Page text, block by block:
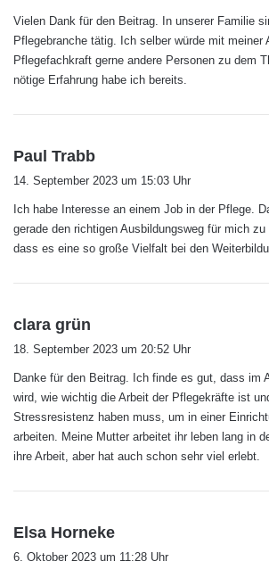
Die entscheidende
darin, dass die neue
Krankenpflege,
Kinderkrankenpflege. Es war
mehr möglich, von einem
anderen zu wechseln.
Wunsch die
Krankenpflege
Kinderkrankenpflege in die
schafft neue Spielräume
c
h
w
e
t
r
t
:
Vielen Dank für den Beitrag. In unserer Familie
Pflegebranche tätig. Ich selber würde mit meiner
Pflegefachkraft gerne andere Personen zu dem
nötige Erfahrung habe ich bereits.
Paul Trabb
a
t
:
14. September 2023 um 15:03 Uhr
Ich habe Interesse an einem Job in der Pflege.
gerade den richtigen Ausbildungsweg für mich
dass es eine so große Vielfalt bei den
clara grün
a
t
:
18. September 2023 um 20:52 Uhr
Danke für den Beitrag. Ich finde es gut, dass im
wird, wie wichtig die Arbeit der Pflegekräfte ist
Stressresistenz haben muss, um in einer
arbeiten. Meine Mutter arbeitet ihr leben lang in
ihre Arbeit, aber hat auch schon sehr viel erlebt.
Elsa Horneke
6. Oktober 2023 um 11:28 Uhr